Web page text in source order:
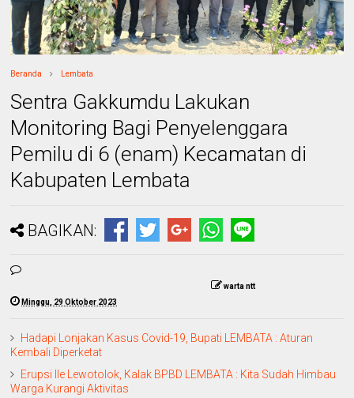
Beranda Lembata
Sentra Gakkumdu Lakukan
Monitoring Bagi Penyelenggara
Pemilu di 6 (enam) Kecamatan di
Kabupaten Lembata
BAGIKAN:
warta ntt
Minggu, 29 Oktober 2023
Hadapi Lonjakan Kasus Covid-19, Bupati LEMBATA : Aturan
Kembali Diperketat
Erupsi Ile Lewotolok, Kalak BPBD LEMBATA : Kita Sudah Himbau
Warga Kurangi Aktivitas